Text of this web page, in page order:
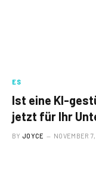
ES
Ist eine KI-
jetzt für Ihr
BY JOYCE NOVEMBER